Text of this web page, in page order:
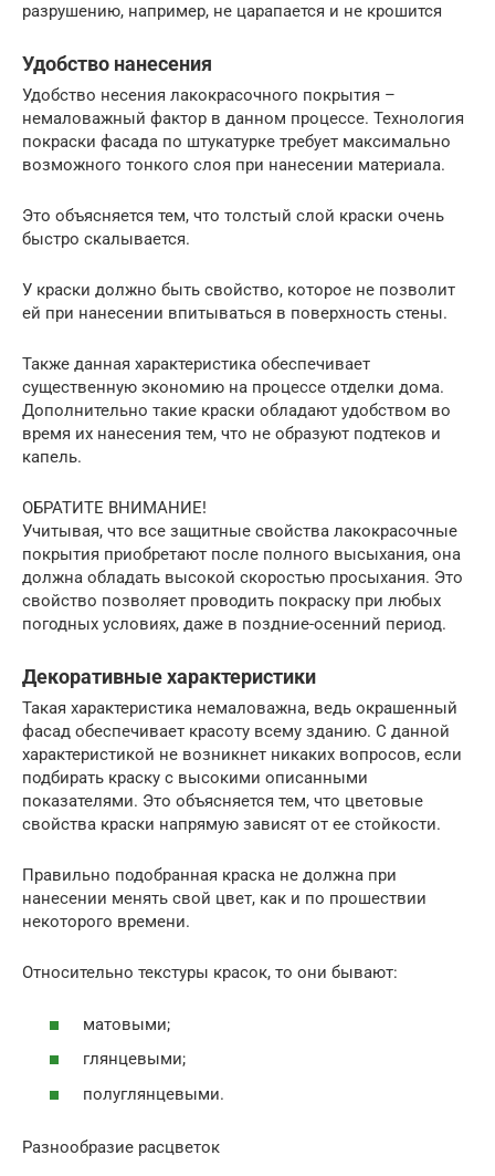
разрушению, например, не царапается и не крошится
Удобство нанесения
Удобство несения лакокрасочного покрытия –
немаловажный фактор в данном процессе. Технология
покраски фасада по штукатурке требует максимально
возможного тонкого слоя при нанесении материала.
Это объясняется тем, что толстый слой краски очень
быстро скалывается.
У краски должно быть свойство, которое не позволит
ей при нанесении впитываться в поверхность стены.
Также данная характеристика обеспечивает
существенную экономию на процессе отделки дома.
Дополнительно такие краски обладают удобством во
время их нанесения тем, что не образуют подтеков и
капель.
ОБРАТИТЕ ВНИМАНИЕ!
Учитывая, что все защитные свойства лакокрасочные
покрытия приобретают после полного высыхания, она
должна обладать высокой скоростью просыхания. Это
свойство позволяет проводить покраску при любых
погодных условиях, даже в поздние-осенний период.
Декоративные характеристики
Такая характеристика немаловажна, ведь окрашенный
фасад обеспечивает красоту всему зданию. С данной
характеристикой не возникнет никаких вопросов, если
подбирать краску с высокими описанными
показателями. Это объясняется тем, что цветовые
свойства краски напрямую зависят от ее стойкости.
Правильно подобранная краска не должна при
нанесении менять свой цвет, как и по прошествии
некоторого времени.
Относительно текстуры красок, то они бывают:
матовыми;
глянцевыми;
полуглянцевыми.
Разнообразие расцветок